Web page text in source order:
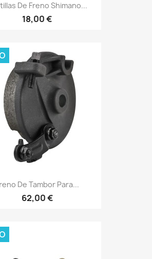
De Freno Shimano...
18,00 €
De Tambor Para...
62,00 €